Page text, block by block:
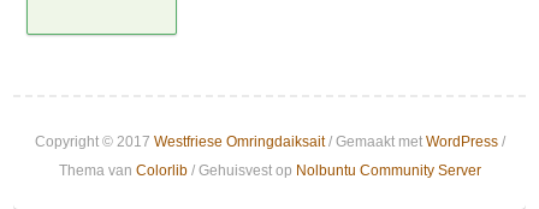
Copyright © 2017 Westfriese Omringdaiksait/ Gemaakt met WordPress/
Thema van Colorlib/ Gehuisvest op Nolbuntu Community Server